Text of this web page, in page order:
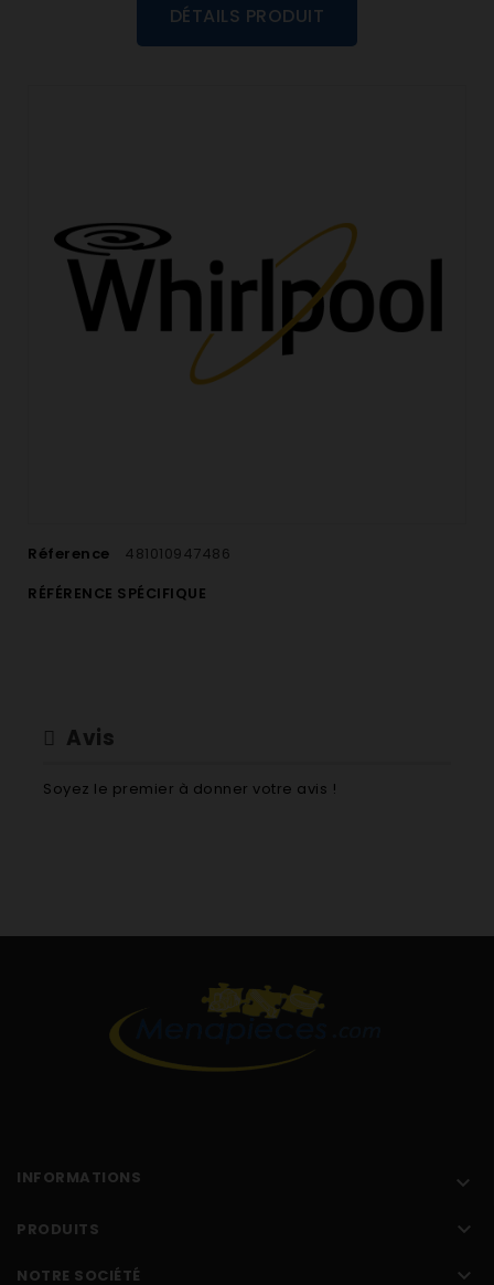
DÉTAILS PRODUIT
Réference 481010947486
RÉFÉRENCE SPÉCIFIQUE
Avis
Soyez le premier à donner votre avis !
INFORMATIONS 
PRODUITS 
NOTRE SOCIÉTÉ 